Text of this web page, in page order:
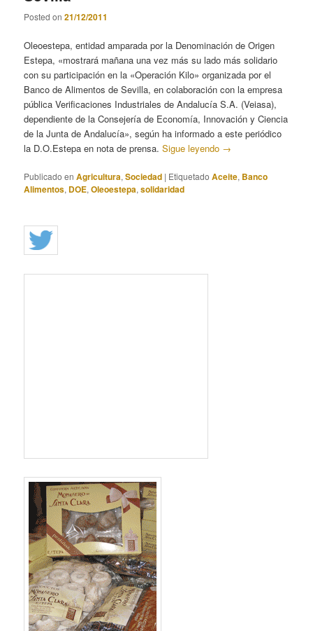
Posted on21/12/2011
Oleoestepa, entidad amparada por la Denominación de Origen
Estepa, «mostrará mañana una vez más su lado más solidario
con su participación en la «Operación Kilo» organizada por el
Banco de Alimentos de Sevilla, en colaboración con la empresa
pública Verificaciones Industriales de Andalucía S.A. (Veiasa),
dependiente de la Consejería de Economía, Innovación y Ciencia
de la Junta de Andalucía», según ha informado a este periódico
la D.O.Estepa en nota de prensa.Sigue leyendo →
Publicado en Agricultura,Sociedad | Etiquetado Aceite, Banco
Alimentos, DOE,Oleoestepa,solidaridad